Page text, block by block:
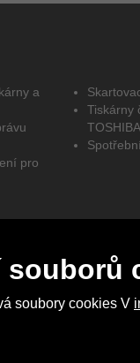
a
pro
Tiskárny
TOSHIBA
souborů
soubory cookies V